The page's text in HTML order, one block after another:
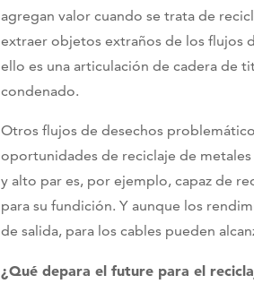
agregan valor cuando se trata de
extraer objetos extraños de los flujos
ello es una articulación de cadera de
condenado.
Otros flujos de desechos
oportunidades de reciclaje de
y alto par es, por ejemplo, capaz de
para su fundición. Y aunque los
de salida, para los cables pueden
¿Qué depara el future para el